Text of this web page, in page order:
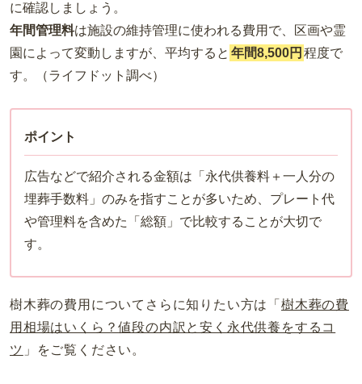
に確認しましょう。
年間管理料は施設の維持管理に使われる費用で、区画や霊
園によって変動しますが、平均すると 年間8,500円 程度で
す。（ライフドット調べ）
ポイント
広告などで紹介される金額は「永代供養料＋一人分の
埋葬手数料」のみを指すことが多いため、プレート代
や管理料を含めた「総額」で比較することが大切で
す。
樹木葬の費用についてさらに知りたい方は「 樹木葬の費
用相場はいくら？値段の内訳と安く永代供養をするコ
ツ 」をご覧ください。